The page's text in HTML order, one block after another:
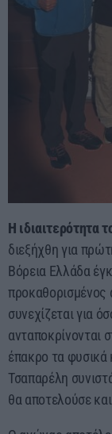
Η ιδιαιτερότητα
διεξήχθη για
Βόρεια Ελλάδα
συνεχίζεται για
ανταποκρίνονται
έπακρο τα φυσικά
Τσαπαρέλη
θα αποτελούσε